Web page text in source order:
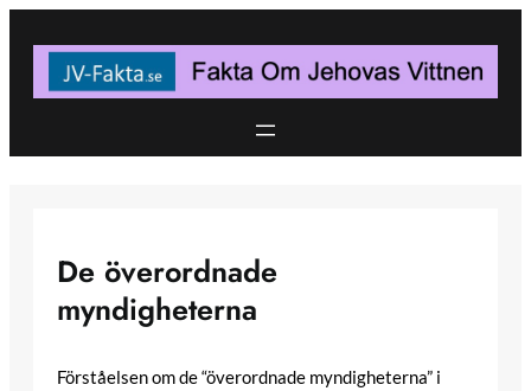
content
De överordnade
myndigheterna
Förståelsen om de “överordnade myndigheterna” i